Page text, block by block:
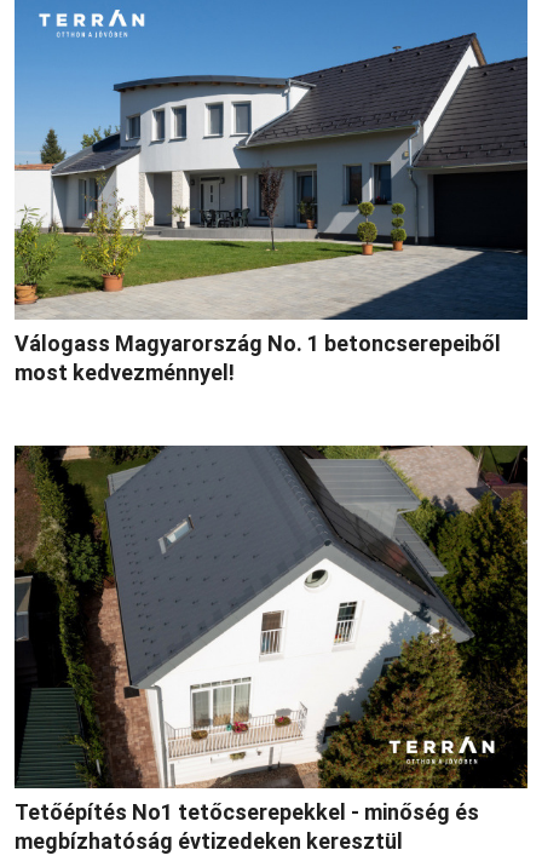
Válogass Magyarország No. 1 betoncserepeiből
most kedvezménnyel!
Tetőépítés No1 tetőcserepekkel - minőség és
megbízhatóság évtizedeken keresztül